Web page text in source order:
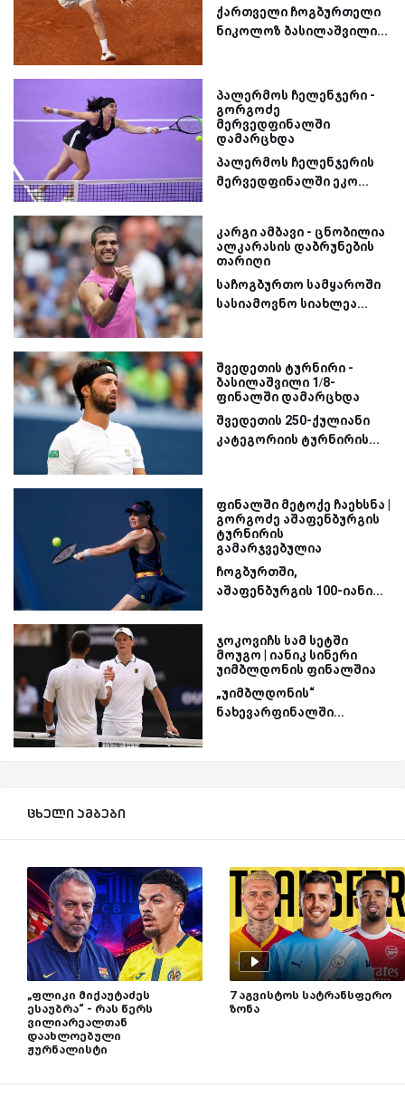
ქართველი ჩოგბურთელი
ნიკოლოზ ბასილაშვილი...
პალერმოს ჩელენჯერი -
გორგოძე
მერვედფინალში
დამარცხდა
პალერმოს ჩელენჯერის
მერვედფინალში ეკო...
კარგი ამბავი - ცნობილია
ალკარასის დაბრუნების
თარიღი
საჩოგბურთო სამყაროში
სასიამოვნო სიახლეა...
შვედეთის ტურნირი -
ბასილაშვილი 1/8-
ფინალში დამარცხდა
შვედეთის 250-ქულიანი
კატეგორიის ტურნირის...
ფინალში მეტოქე ჩაეხსნა |
გორგოძე აშაფენბურგის
ტურნირის
გამარჯვებულია
ჩოგბურთში,
აშაფენბურგის 100-იანი...
ჯოკოვიჩს სამ სეტში
მოუგო | იანიკ სინერი
უიმბლდონის ფინალშია
„უიმბლდონის“
ნახევარფინალში...
ცხელი ამბები
„ფლიკი მიქაუტაძეს
ესაუბრა“ - რას წერს
ვილიარეალთან
დაახლოებული
ჟურნალისტი
7 აგვისტოს სატრანსფერო
ზონა